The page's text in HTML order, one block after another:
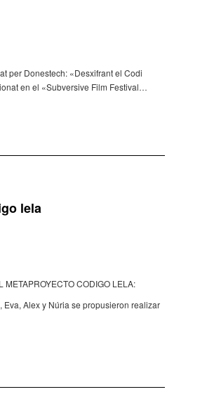
per Dones­tech: «Desxi­frant el Codi
en el «Subver­sive Film Festi­val…
lela
META­PROYECTO CODIGO LELA:
Eva, Alex y Núria se propu­si­e­ron reali­zar